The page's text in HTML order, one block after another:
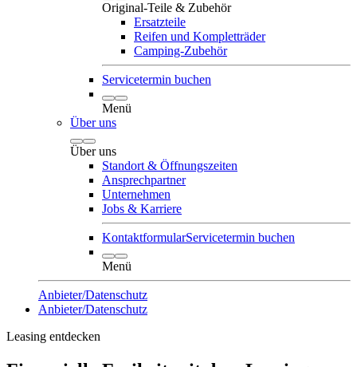
Original-Teile & Zubehör
Ersatzteile
Reifen und Kompletträder
Camping-Zubehör
Servicetermin buchen
Menü
Über uns
Über uns
Standort & Öffnungszeiten
Ansprechpartner
Unternehmen
Jobs & Karriere
KontaktformularServicetermin buchen
Menü
Anbieter/Datenschutz
Anbieter/Datenschutz
Leasing entdecken